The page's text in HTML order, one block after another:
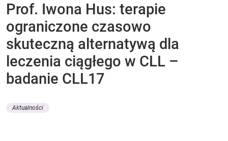
Prof. Iwona Hus: terapie
ograniczone czasowo
skuteczną alternatywą dla
leczenia ciągłego w CLL –
badanie CLL17
Aktualności